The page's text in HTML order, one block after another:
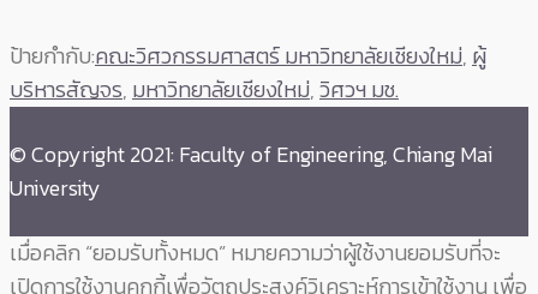
ป้ายกำกับ:คณะวิศวกรรมศาสตร์ มหาวิทยาลัยเชียงใหม่, ผู้
บริหารสัญจร, มหาวิทยาลัยเชียงใหม่,วิศวฯ มช.
© Copyright 2021: Faculty of Engineering, Chiang Mai
University
เมื่อคลิก “ยอมรับทั้งหมด” หมายความว่าผู้ใช้งานยอมรับที่จะ
เปิดการใช้งานคุกกี้เพื่อวัตถุประสงค์วิเคราะห์การเข้าใช้งาน เพื่อ